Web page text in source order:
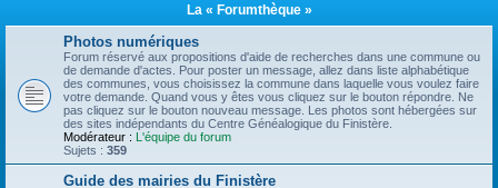
La « Forumthèque »
Photos numériques
Forum réservé aux propositions d'aide de recherches dans une commune ou
de demande d'actes. Pour poster un message, allez dans liste alphabétique
des communes, vous choisissez la commune dans laquelle vous voulez faire
votre demande. Quand vous y êtes vous cliquez sur le bouton répondre. Ne
pas cliquez sur le bouton nouveau message. Les photos sont hébergées sur
des sites indépendants du Centre Généalogique du Finistère.
Modérateur : L'équipe du forum
Sujets : 359
Guide des mairies du Finistère